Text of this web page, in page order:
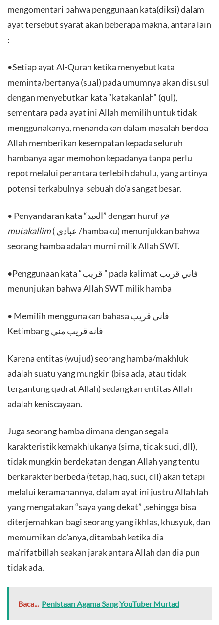
mengomentari bahwa penggunaan kata(diksi) dalam
ayat tersebut syarat akan beberapa makna, antara lain
:
•Setiap ayat Al-Quran ketika menyebut kata
meminta/bertanya (sual) pada umumnya akan disusul
dengan menyebutkan kata “katakanlah” (qul),
sementara pada ayat ini Allah memilih untuk tidak
menggunakanya, menandakan dalam masalah berdoa
Allah memberikan kesempatan kepada seluruh
hambanya agar memohon kepadanya tanpa perlu
repot melalui perantara terlebih dahulu, yang artinya
potensi terkabulnya sebuah do’a sangat besar.
• Penyandaran kata “العبد” dengan huruf ya
mutakallim( عبادي /hambaku) menunjukkan bahwa
seorang hamba adalah murni milik Allah SWT.
•Penggunaan kata “قريب ” pada kalimat فاني قريب
menunjukan bahwa Allah SWT milik hamba
• Memilih menggunakan bahasa فاني قريب
Karena entitas (wujud) seorang hamba/makhluk
adalah suatu yang mungkin (bisa ada, atau tidak
tergantung qadrat Allah) sedangkan entitas Allah
adalah keniscayaan.
Juga seorang hamba dimana dengan segala
karakteristik kemakhlukanya (sirna, tidak suci, dll),
tidak mungkin berdekatan dengan Allah yang tentu
berkarakter berbeda (tetap, haq, suci, dll) akan tetapi
melalui keramahannya, dalam ayat ini justru Allah lah
yang mengatakan “saya yang dekat” ,sehingga bisa
diterjemahkan bagi seorang yang ikhlas, khusyuk, dan
memurnikan do’anya, ditambah ketika dia
ma’rifatbillah seakan jarak antara Allah dan dia pun
tidak ada.
Baca... Penistaan Agama Sang YouTuber Murtad